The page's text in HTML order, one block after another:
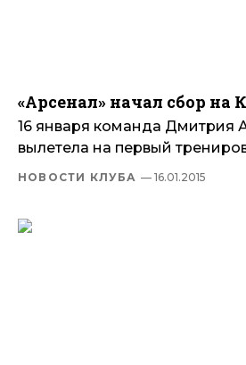
«Арсенал» начал сбор на
16 января команда Дмитрия
вылетела на первый
НОВОСТИ КЛУБА — 16.01.2015